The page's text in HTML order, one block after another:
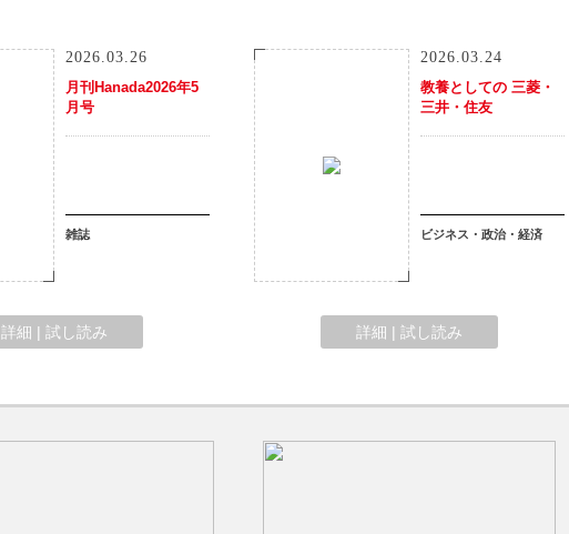
2026.03.26
月刊Hanada2026年5
月号
雑誌
詳細 | 試し読み
2026.03.24
教養としての 三菱・
三井・住友
ビジネス・政治・経済
詳細 | 試し読み